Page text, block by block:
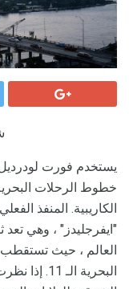
يستخدم فورت
خطوط الرحلات
"ايفرجليدز" ، وهي تعد
البحرية